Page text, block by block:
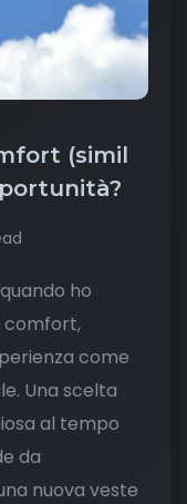
(simil
ho
comfort,
come
Una scelta
al tempo
da
nuova veste